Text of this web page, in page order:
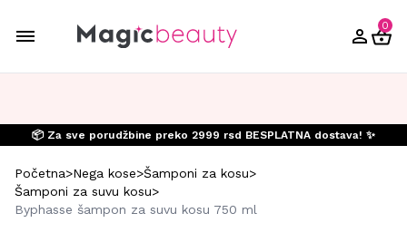
0
📦 Za sve porudžbine preko 2999 rsd BESPLATNA dostava! ✨
Početna>Nega kose>Šamponi za kosu>
Šamponi za suvu kosu>
Byphasse šampon za suvu kosu 750 ml